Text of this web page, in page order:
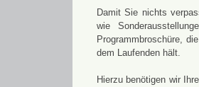
Damit Sie nichts
wie
Programmbroschüre,
dem Laufenden hält.
Hierzu benötigen wir